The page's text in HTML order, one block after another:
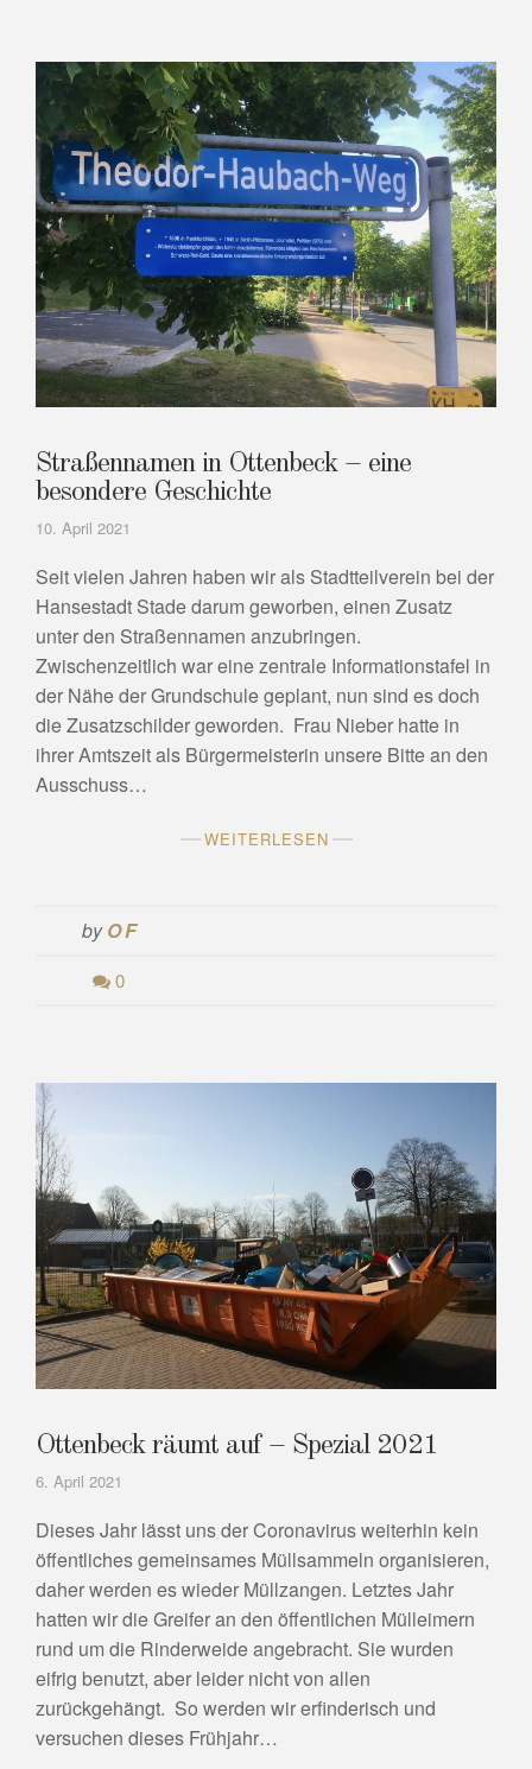
Straßennamen in Ottenbeck – eine
besondere Geschichte
10. April 2021
Seit vielen Jahren haben wir als Stadtteilverein bei der
Hansestadt Stade darum geworben, einen Zusatz
unter den Straßennamen anzubringen.
Zwischenzeitlich war eine zentrale Informationstafel in
der Nähe der Grundschule geplant, nun sind es doch
die Zusatzschilder geworden. Frau Nieber hatte in
ihrer Amtszeit als Bürgermeisterin unsere Bitte an den
Ausschuss…
WEITERLESEN
byOF
0
Ottenbeck räumt auf – Spezial 2021
6. April 2021
Dieses Jahr lässt uns der Coronavirus weiterhin kein
öffentliches gemeinsames Müllsammeln organisieren,
daher werden es wieder Müllzangen. Letztes Jahr
hatten wir die Greifer an den öffentlichen Mülleimern
rund um die Rinderweide angebracht. Sie wurden
eifrig benutzt, aber leider nicht von allen
zurückgehängt. So werden wir erfinderisch und
versuchen dieses Frühjahr…